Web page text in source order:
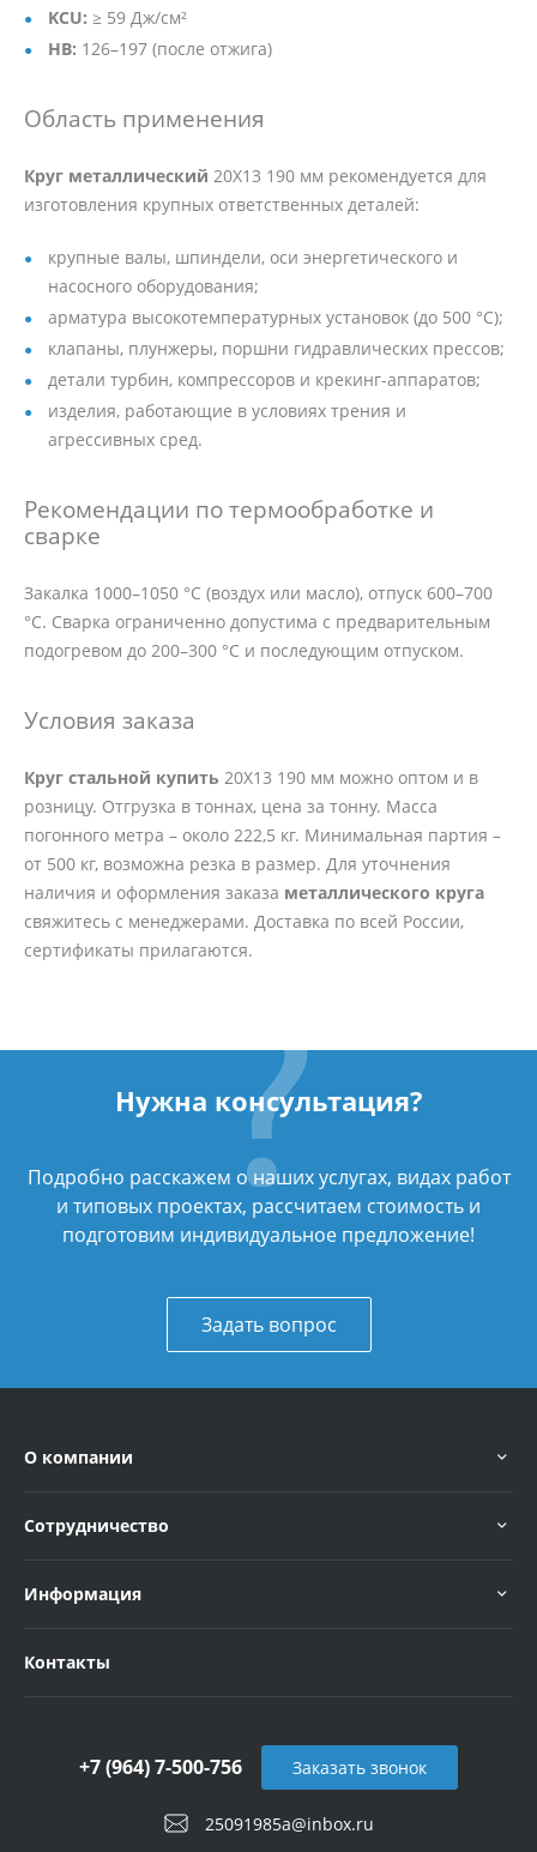
KCU: ≥ 59 Дж/см²
HB: 126–197 (после отжига)
Область применения
Круг металлический 20Х13 190 мм рекомендуется для
изготовления крупных ответственных деталей:
крупные валы, шпиндели, оси энергетического и
насосного оборудования;
арматура высокотемпературных установок (до 500 °C);
клапаны, плунжеры, поршни гидравлических прессов;
детали турбин, компрессоров и крекинг-аппаратов;
изделия, работающие в условиях трения и
агрессивных сред.
Рекомендации по термообработке и
сварке
Закалка 1000–1050 °C (воздух или масло), отпуск 600–700
°C. Сварка ограниченно допустима с предварительным
подогревом до 200–300 °C и последующим отпуском.
Условия заказа
Круг стальной купить 20Х13 190 мм можно оптом и в
розницу. Отгрузка в тоннах, цена за тонну. Масса
погонного метра – около 222,5 кг. Минимальная партия –
от 500 кг, возможна резка в размер. Для уточнения
наличия и оформления заказа металлического круга
свяжитесь с менеджерами. Доставка по всей России,
сертификаты прилагаются.
Нужна консультация?
Подробно расскажем о наших услугах, видах работ
и типовых проектах, рассчитаем стоимость и
подготовим индивидуальное предложение!
Задать вопрос
О компании
Сотрудничество
Информация
Контакты
25091985a@inbox.ru
+7 (964) 7-500-756 Заказать звонок